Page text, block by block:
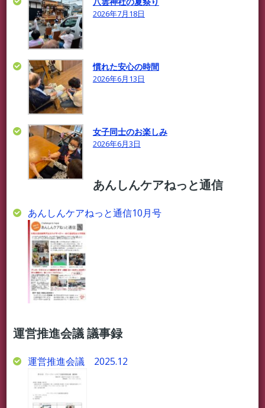
2026年7月18日
慣れた安心の時間
2026年6月13日
女子同士のお楽しみ
2026年6月3日
あんしんケアねっと通信
あんしんケアねっと通信10月号
運営推進会議 議事録
運営推進会議 2025.12